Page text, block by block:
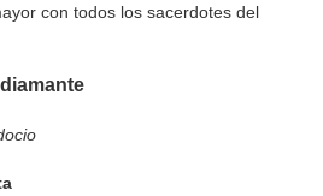
con todos los sacerdotes del